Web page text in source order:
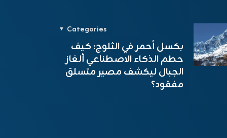
Categories
بكسل أحمر في الثلوج: كيف
حطم الذكاء الاصطناعي ألغاز
الجبال ليكشف مصير متسلق
مفقود؟